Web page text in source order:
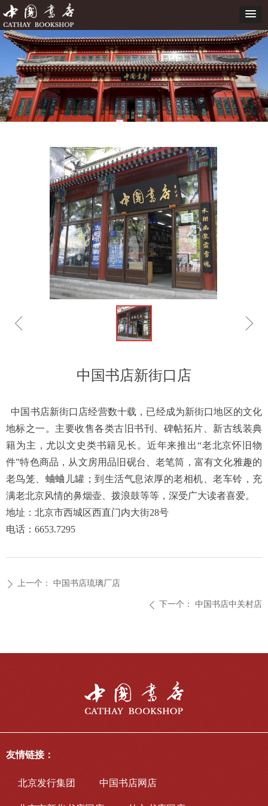
ꁆ ꁇ
ꄴ 下一个： 中国书店中关村店
ꄲ 上一个： 中国书店琉璃厂店
中国书店新街口店
中国书店新街口店经营数十载，已经成为新街口地区的文化
地标之一。主要收售各类古旧书刊、碑帖拓片、新古线装典
籍为主，尤以文史类书籍见长。近年来推出“老北京怀旧物
件”特色商品，从文房用品旧砚台、老笔筒，富有文化雅趣的
老鸟笼、蛐蛐儿罐；到生活气息浓厚的老相机、老车铃，充
满老北京风情的鼻烟壶、拨浪鼓等等，深受广大读者喜爱。
地址：北京市西城区西直门内大街28号
电话：6653.7295
友情链接：
北京发行集团 中国书店网店